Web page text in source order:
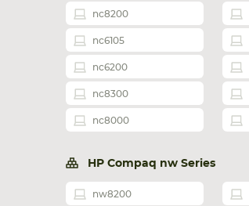
nc8200
nc6105
nc6200
nc8300
nc8000
HP Compaq nw Series
nw8200